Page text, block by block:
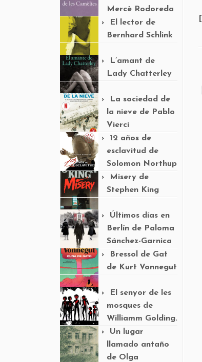
Mercè Rodoreda
El lector de
Bernhard Schlink
L’amant de
Lady Chatterley
La sociedad de
la nieve de Pablo
Vierci
12 años de
esclavitud de
Solomon Northup
Misery de
Stephen King
Últimos días en
Berlín de Paloma
Sánchez-Garnica
Bressol de Gat
de Kurt Vonnegut
El senyor de les
mosques de
Williamm Golding.
Un lugar
llamado antaño
de Olga